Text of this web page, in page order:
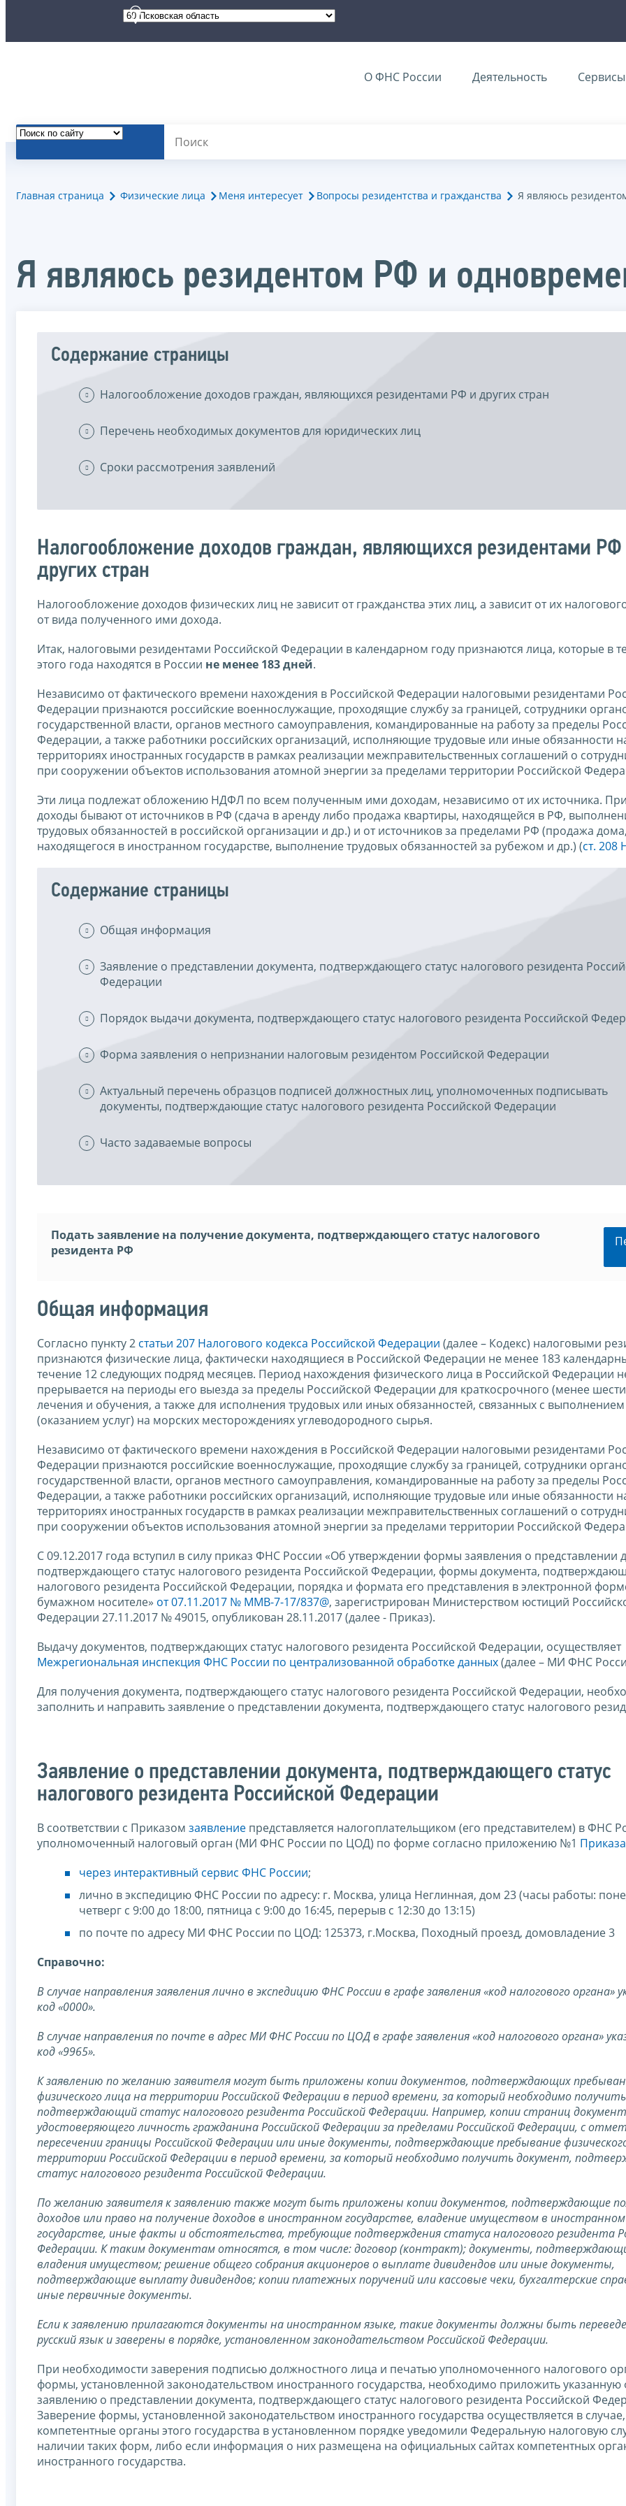
О ФНС России Деятельность Сервисы
Главная страница Физические лица Меня интересует Вопросы резидентства и гражданства Я являюсь
Я являюсь резидентом РФ и
Содержание страницы
Налогообложение доходов граждан, являющихся резидентами РФ и других стран
Перечень необходимых документов для юридических лиц
Сроки рассмотрения заявлений
Налогообложение доходов граждан, являющихся резидентами РФ
других стран
Налогообложение доходов физических лиц не зависит от гражданства этих лиц, а зависит от их
от вида полученного ими дохода.
Итак, налоговыми резидентами Российской Федерации в календарном году признаются лица, которые в
этого года находятся в России не менее 183 дней.
Независимо от фактического времени нахождения в Российской Федерации налоговыми резидентами
Федерации признаются российские военнослужащие, проходящие службу за границей, сотрудники
государственной власти, органов местного самоуправления, командированные на работу за пределы
Федерации, а также работники российских организаций, исполняющие трудовые или иные обязанности
территориях иностранных государств в рамках реализации межправительственных соглашений о
при сооружении объектов использования атомной энергии за пределами территории Российской
Эти лица подлежат обложению НДФЛ по всем полученным ими доходам, независимо от их источника.
доходы бывают от источников в РФ (сдача в аренду либо продажа квартиры, находящейся в РФ,
трудовых обязанностей в российской организации и др.) и от источников за пределами РФ (продажа дома,
находящегося в иностранном государстве, выполнение трудовых обязанностей за рубежом и др.) (ст. 208
Содержание страницы
Общая информация
Заявление о представлении документа, подтверждающего статус налогового резидента
Федерации
Порядок выдачи документа, подтверждающего статус налогового резидента Российской
Форма заявления о непризнании налоговым резидентом Российской Федерации
Актуальный перечень образцов подписей должностных лиц, уполномоченных подписывать
документы, подтверждающие статус налогового резидента Российской Федерации
Часто задаваемые вопросы
Подать заявление на получение документа, подтверждающего статус налогового
резидента РФ
Общая информация
Согласно пункту 2 статьи 207 Налогового кодекса Российской Федерации (далее – Кодекс) налоговыми
признаются физические лица, фактически находящиеся в Российской Федерации не менее 183
течение 12 следующих подряд месяцев. Период нахождения физического лица в Российской Федерации
прерывается на периоды его выезда за пределы Российской Федерации для краткосрочного (менее
лечения и обучения, а также для исполнения трудовых или иных обязанностей, связанных с
(оказанием услуг) на морских месторождениях углеводородного сырья.
Независимо от фактического времени нахождения в Российской Федерации налоговыми резидентами
Федерации признаются российские военнослужащие, проходящие службу за границей, сотрудники
государственной власти, органов местного самоуправления, командированные на работу за пределы
Федерации, а также работники российских организаций, исполняющие трудовые или иные обязанности
территориях иностранных государств в рамках реализации межправительственных соглашений о
при сооружении объектов использования атомной энергии за пределами территории Российской
С 09.12.2017 года вступил в силу приказ ФНС России «Об утверждении формы заявления о представлении
подтверждающего статус налогового резидента Российской Федерации, формы документа,
налогового резидента Российской Федерации, порядка и формата его представления в электронной
бумажном носителе» от 07.11.2017 № ММВ-7-17/837@, зарегистрирован Министерством юстиций
Федерации 27.11.2017 № 49015, опубликован 28.11.2017 (далее - Приказ).
Выдачу документов, подтверждающих статус налогового резидента Российской Федерации, осуществляет
Межрегиональная инспекция ФНС России по централизованной обработке данных(далее – МИ ФНС
Для получения документа, подтверждающего статус налогового резидента Российской Федерации,
заполнить и направить заявление о представлении документа, подтверждающего статус налогового
Заявление о представлении документа, подтверждающего статус
налогового резидента Российской Федерации
В соответствии с Приказом заявление представляется налогоплательщиком (его представителем) в ФНС
уполномоченный налоговый орган (МИ ФНС России по ЦОД) по форме согласно приложению №1 Приказа
через интерактивный сервис ФНС России;
лично в экспедицию ФНС России по адресу: г. Москва, улица Неглинная, дом 23 (часы работы:
четверг с 9:00 до 18:00, пятница с 9:00 до 16:45, перерыв с 12:30 до 13:15)
по почте по адресу МИ ФНС России по ЦОД: 125373, г.Москва, Походный проезд, домовладение 3
Cправочно:
В случае направления заявления лично в экспедицию ФНС России в графе заявления «код налогового органа»
код «0000».
В случае направления по почте в адрес МИ ФНС России по ЦОД в графе заявления «код налогового органа»
код «9965».
К заявлению по желанию заявителя могут быть приложены копии документов, подтверждающих
физического лица на территории Российской Федерации в период времени, за который необходимо
подтверждающий статус налогового резидента Российской Федерации. Например, копии страниц
удостоверяющего личность гражданина Российской Федерации за пределами Российской Федерации, с
пересечении границы Российской Федерации или иные документы, подтверждающие пребывание
территории Российской Федерации в период времени, за который необходимо получить документ,
статус налогового резидента Российской Федерации.
По желанию заявителя к заявлению также могут быть приложены копии документов, подтверждающие
доходов или право на получение доходов в иностранном государстве, владение имуществом в иностранном
государстве, иные факты и обстоятельства, требующие подтверждения статуса налогового резидента
Федерации. К таким документам относятся, в том числе: договор (контракт); документы,
владения имуществом; решение общего собрания акционеров о выплате дивидендов или иные документы,
подтверждающие выплату дивидендов; копии платежных поручений или кассовые чеки, бухгалтерские
иные первичные документы.
Если к заявлению прилагаются документы на иностранном языке, такие документы должны быть
русский язык и заверены в порядке, установленном законодательством Российской Федерации.
При необходимости заверения подписью должностного лица и печатью уполномоченного налогового
формы, установленной законодательством иностранного государства, необходимо приложить
заявлению о представлении документа, подтверждающего статус налогового резидента Российской
Заверение формы, установленной законодательством иностранного государства осуществляется в
компетентные органы этого государства в установленном порядке уведомили Федеральную налоговую
наличии таких форм, либо если информация о них размещена на официальных сайтах компетентных
иностранного государства.